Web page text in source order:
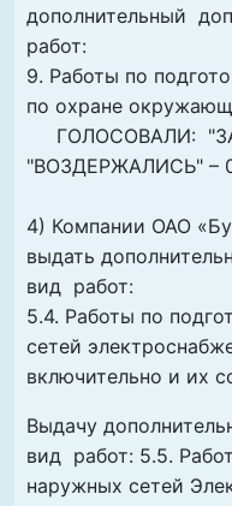
дополнительный
работ:
9. Работы по
по охране
ГОЛОСОВАЛИ:
"ВОЗДЕРЖАЛИСЬ"
4) Компании ОАО
выдать
вид работ:
5.4. Работы по
сетей
включительно и их
Выдачу
вид работ: 5.5.
наружных сетей